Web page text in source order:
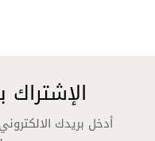
الإشتراك
أدخل بريدك